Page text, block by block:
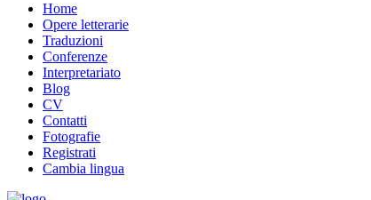
Home
Opere letterarie
Traduzioni
Conferenze
Interpretariato
Blog
CV
Contatti
Fotografie
Registrati
Cambia lingua